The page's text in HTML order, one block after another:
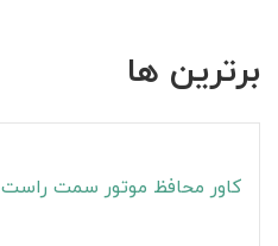
برترین ها
کاور محافظ موتور سمت راست S5